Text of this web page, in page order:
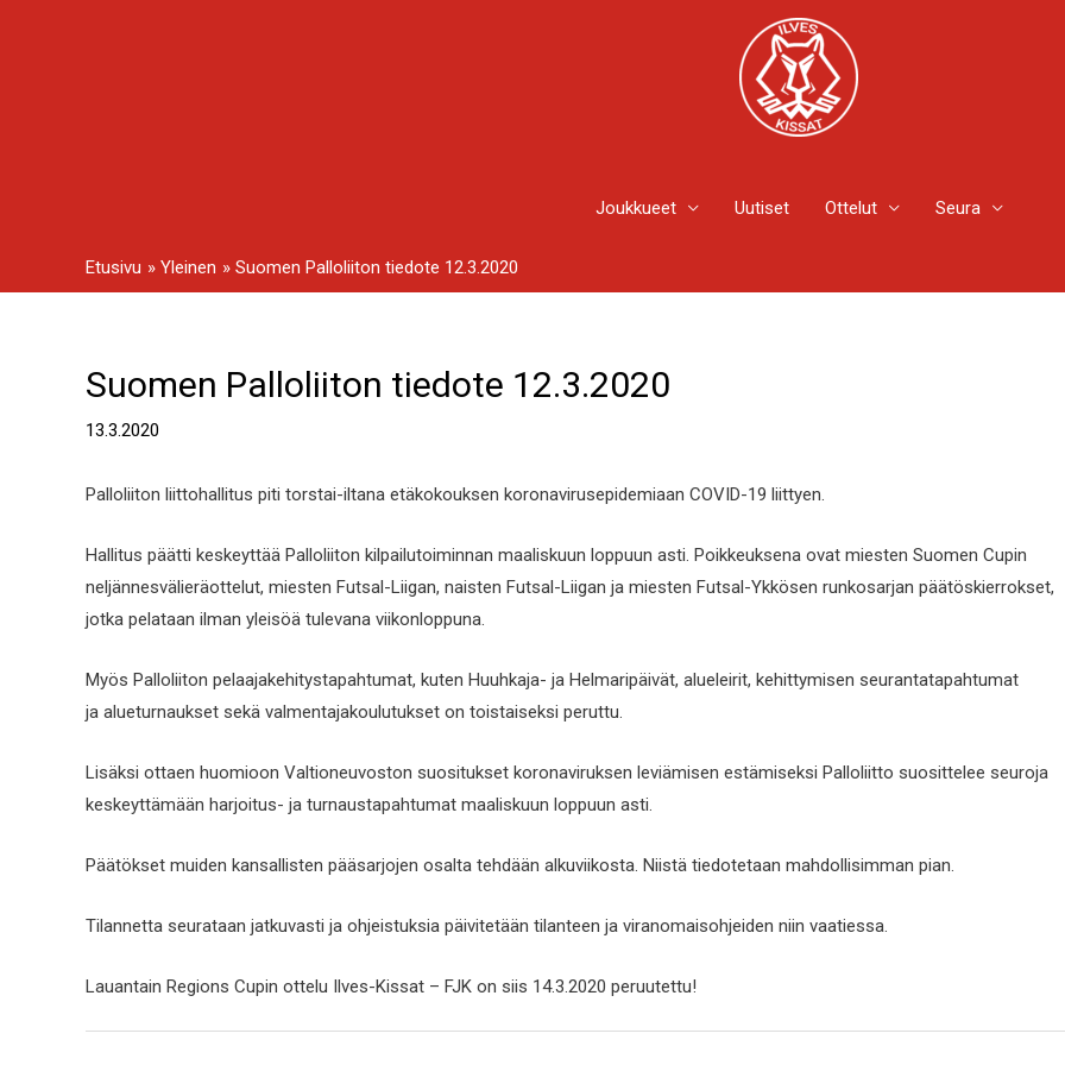
Joukkueet Uutiset Ottelut Seura
Etusivu Yleinen Suomen Palloliiton tiedote 12.3.2020
Suomen Palloliiton tiedote 12.3.2020
13.3.2020
Palloliiton liittohallitus piti torstai-iltana etäkokouksen koronavirusepidemiaan COVID-19 liittyen.
Hallitus päätti keskeyttää Palloliiton kilpailutoiminnan maaliskuun loppuun asti. Poikkeuksena ovat miesten Suomen Cupin
neljännesvälieräottelut, miesten Futsal-Liigan, naisten Futsal-Liigan ja miesten Futsal-Ykkösen runkosarjan päätöskierrokset,
jotka pelataan ilman yleisöä tulevana viikonloppuna.
Myös Palloliiton pelaajakehitystapahtumat, kuten Huuhkaja- ja Helmaripäivät, alueleirit, kehittymisen seurantatapahtumat
ja alueturnaukset sekä valmentajakoulutukset on toistaiseksi peruttu.
Lisäksi ottaen huomioon Valtioneuvoston suositukset koronaviruksen leviämisen estämiseksi Palloliitto suosittelee seuroja
keskeyttämään harjoitus- ja turnaustapahtumat maaliskuun loppuun asti.
Päätökset muiden kansallisten pääsarjojen osalta tehdään alkuviikosta. Niistä tiedotetaan mahdollisimman pian.
Tilannetta seurataan jatkuvasti ja ohjeistuksia päivitetään tilanteen ja viranomaisohjeiden niin vaatiessa.
Lauantain Regions Cupin ottelu Ilves-Kissat – FJK on siis 14.3.2020 peruutettu!
Artikkelien